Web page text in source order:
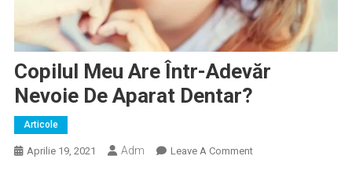
Copilul Meu Are Într-Adevăr
Nevoie De Aparat Dentar?
Articole
Aprilie 19, 2021 Adm Leave A CommentOn